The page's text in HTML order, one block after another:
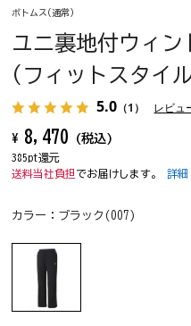
ボトムス(通常)
ユニ裏地付ウィ
(フィットスタイ
5.0 （1） レビュ
¥ 8,470 (税込)
385pt還元
送料当社負担 でお届けします。詳細
カラー： ブラック(007)